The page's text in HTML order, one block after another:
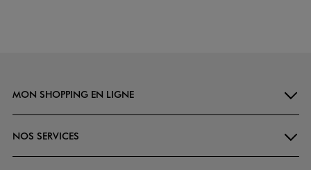
MON SHOPPING EN LIGNE
NOS SERVICES